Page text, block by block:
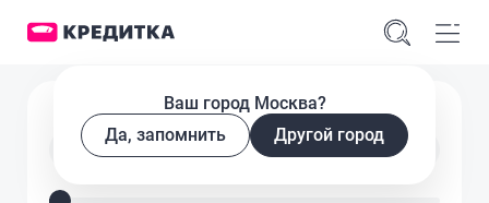
Ваш город Москва?
Да, запомнить
Другой город
Подобрать вклад
Введите сумму вклада